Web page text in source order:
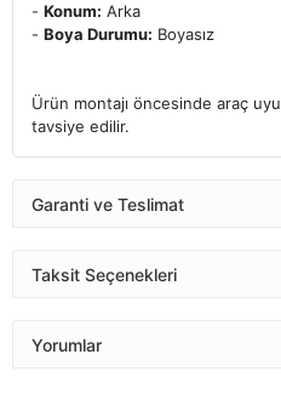
- Konum: Arka
- Boya Durumu: Boyasız
Ürün montajı öncesinde araç
tavsiye edilir.
Garanti ve Teslimat
Taksit Seçenekleri
Yorumlar